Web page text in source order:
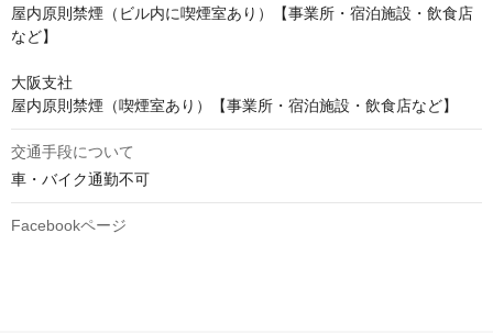
屋内原則禁煙（ビル内に喫煙室あり）【事業所・宿泊施設・飲食店
など】
大阪支社
交通手段について
車・バイク通勤不可
Facebookページ